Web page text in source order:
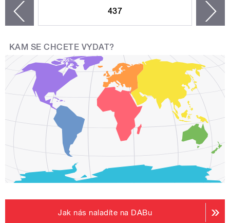
437
KAM SE CHCETE VYDAT?
Jak nás naladíte na DABu